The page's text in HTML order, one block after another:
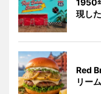
現し
Red
リー